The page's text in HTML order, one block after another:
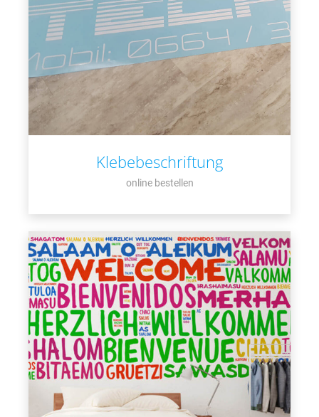
Klebebeschriftung
online bestellen